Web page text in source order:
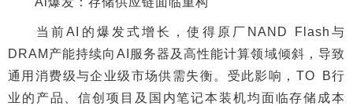
当前AI的爆发式增长，使得原厂NAND Flash与
DRAM产能持续向AI服务器及高性能计算领域倾斜，导致
通用消费级与企业级市场供需失衡。受此影响，TO B行
业的产品、信创项目及国内笔记本装机均面临存储成本